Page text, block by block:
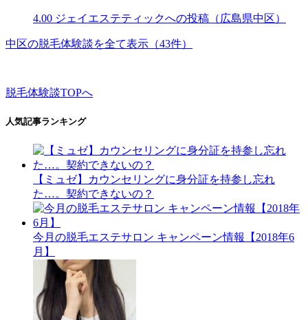
4.00 ジェイエステティックへの投稿（広島県中区）
中区の脱毛体験談を全て表示（43件）
脱毛体験談TOPへ
人気記事ランキング
【ミュゼ】カウンセリングに身分証を持参し忘れ
た…。契約できないの？
今月の脱毛エステサロン キャンペーン情報【2018年6
月】